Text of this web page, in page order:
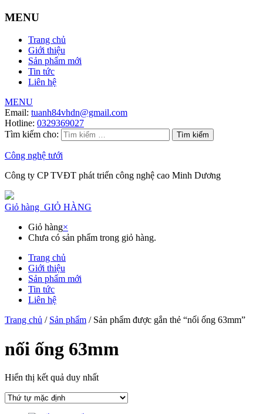
MENU
Trang chủ
Giới thiệu
Sản phẩm mới
Tin tức
Liên hệ
MENU
Email: tuanh84vhdn@gmail.com
Hotline: 0329369027
Tìm kiếm cho:
Công nghệ tưới
Công ty CP TVĐT phát triển công nghệ cao Minh Dương
Giỏ hàng GIỎ HÀNG
Giỏ hàng×
Chưa có sản phẩm trong giỏ hàng.
Trang chủ
Giới thiệu
Sản phẩm mới
Tin tức
Liên hệ
Trang chủ / Sản phẩm / Sản phẩm được gắn thẻ “nối ống 63mm”
nối ống 63mm
Hiển thị kết quả duy nhất